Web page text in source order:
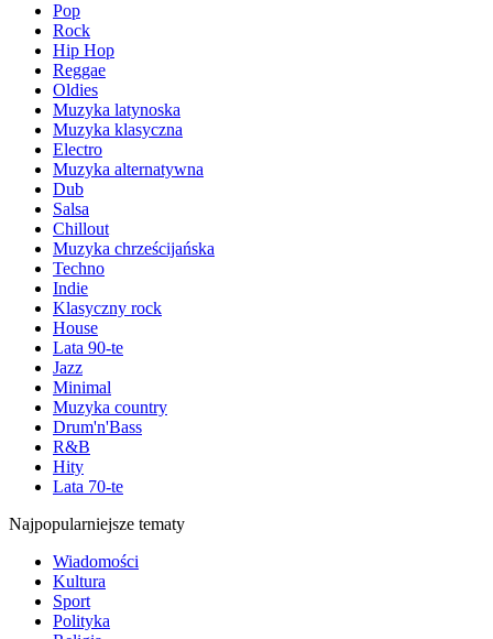
Pop
Rock
Hip Hop
Reggae
Oldies
Muzyka latynoska
Muzyka klasyczna
Electro
Muzyka alternatywna
Dub
Salsa
Chillout
Muzyka chrześcijańska
Techno
Indie
Klasyczny rock
House
Lata 90-te
Jazz
Minimal
Muzyka country
Drum'n'Bass
R&B
Hity
Lata 70-te
Najpopularniejsze tematy
Wiadomości
Kultura
Sport
Polityka